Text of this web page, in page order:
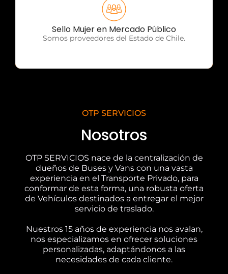
Sello Mujer en Mercado Público
Somos proveedores del Estado de Chile.
OTP Servicios
OTP SERVICIOS
Nosotros
OTP SERVICIOS nace de la centralización de
dueños de Buses y Vans con una vasta
experiencia en el Transporte Privado, para
conformar de esta forma, una robusta oferta
de Vehículos destinados a entregar el mejor
servicio de traslado.
Nuestros 15 años de experiencia nos avalan,
nos especializamos en ofrecer soluciones
personalizadas, adaptándonos a las
necesidades de cada cliente.